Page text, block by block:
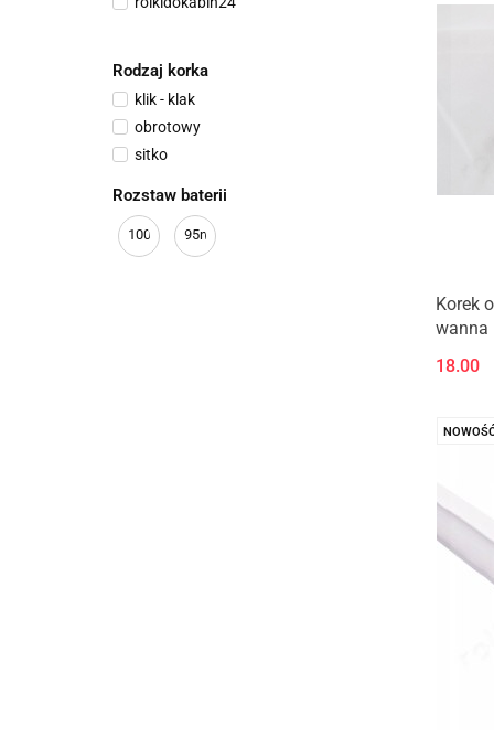
Rodzaj korka
klik - klak
obrotowy
sitko
Rozstaw baterii
100mm 95mm
Korek
wanna
18.00